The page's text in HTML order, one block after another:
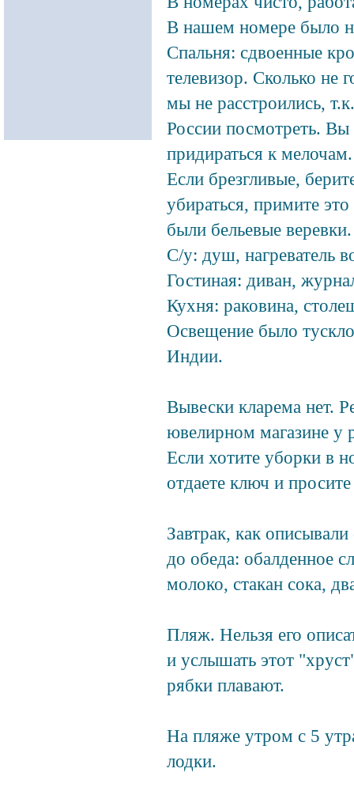
В нашем номере было
Спальня: сдвоенные
телевизор. Сколько не
мы не расстроились,
России посмотреть. Вы
придираться к
Если брезгливые,
убираться, примите
были бельевые веревки.
С/у: душ, нагреватель
Гостиная: диван,
Кухня: раковина,
Освещение было
Индии.
Вывески кларема нет.
ювелирном магазине у
Если хотите уборки в
отдаете ключ и
Завтрак, как
до обеда: обалденное
молоко, стакан сока,
Пляж. Нельзя его
и услышать этот
рябки плавают.
На пляже утром с 5
лодки.